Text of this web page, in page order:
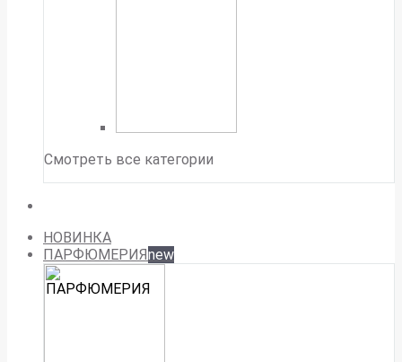
Смотреть все категории
НОВИНКА
ПАРФЮМЕРИЯnew